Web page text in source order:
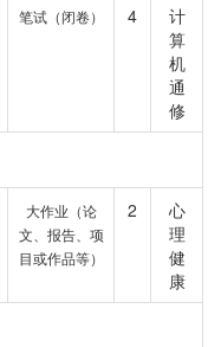
笔试（闭卷） 4
计
算
机
通
修
大作业（论
文、报告、项
目或作品等）
2
心
理
健
康